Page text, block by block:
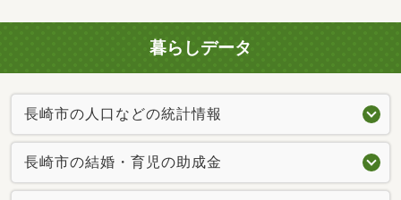
暮らしデータ
長崎市の人口などの統計情報
長崎市の結婚・育児の助成金